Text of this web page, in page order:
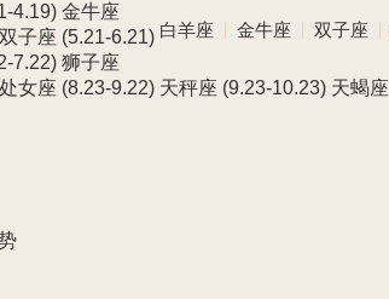
白羊座 金牛座 双子座
4.19) 金牛座
双子座 (5.21-6.21)
7.22) 狮子座
处女座 (8.23-9.22) 天秤座 (9.23-10.23) 天蝎座